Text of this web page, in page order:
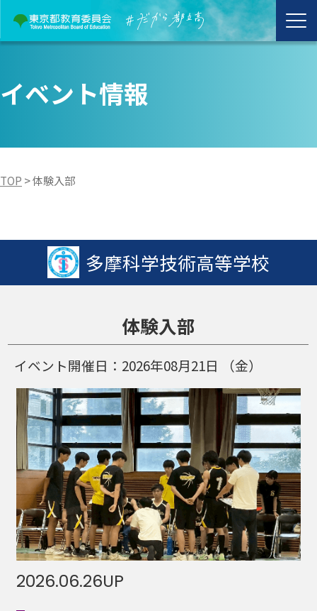
イベント情報
TOP >体験入部
多摩科学技術高等学校
体験入部
イベント開催日： 2026年08月21日 （金）
2026.06.26UP